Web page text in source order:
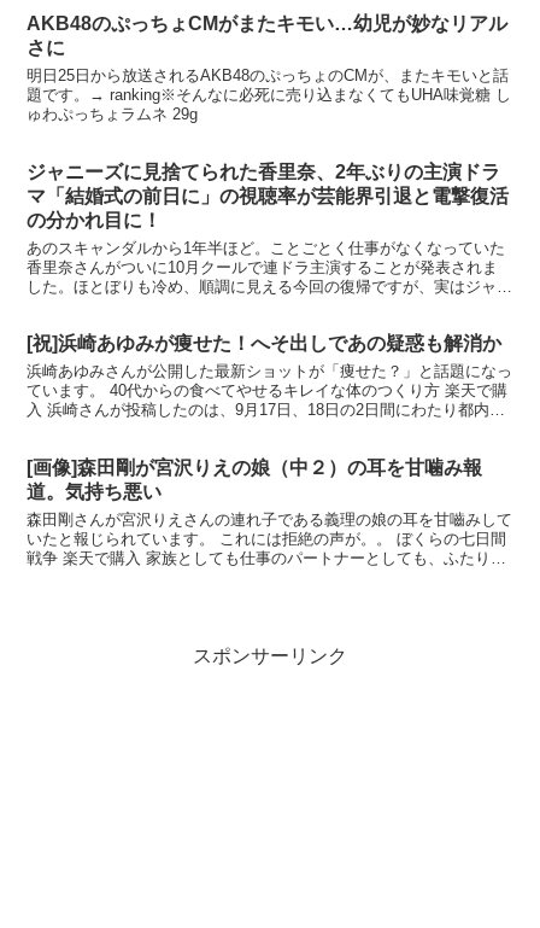
AKB48のぷっちょCMがまたキモい…幼児が妙なリアル
さに
明日25日から放送されるAKB48のぷっちょのCMが、またキモいと話
題です。→ ranking※そんなに必死に売り込まなくてもUHA味覚糖 し
ゅわぷっちょラムネ 29g
ジャニーズに見捨てられた香里奈、2年ぶりの主演ドラ
マ「結婚式の前日に」の視聴率が芸能界引退と電撃復活
の分かれ目に！
あのスキャンダルから1年半ほど。ことごとく仕事がなくなっていた
香里奈さんがついに10月クールで連ドラ主演することが発表されま
した。ほとぼりも冷め、順調に見える今回の復帰ですが、実はジャニ
[祝]浜崎あゆみが痩せた！へそ出しであの疑惑も解消か
浜崎あゆみさんが公開した最新ショットが「痩せた？」と話題になっ
ています。 40代からの食べてやせるキレイな体のつくり方 楽天で購
入 浜崎さんが投稿したのは、9月17日、18日の2日間にわたり都内で
[画像]森田剛が宮沢りえの娘（中２）の耳を甘噛み報
道。気持ち悪い
森田剛さんが宮沢りえさんの連れ子である義理の娘の耳を甘嚙みして
いたと報じられています。 これには拒絶の声が。。 ぼくらの七日間
戦争 楽天で購入 家族としても仕事のパートナーとしても、ふたりの
スポンサーリンク